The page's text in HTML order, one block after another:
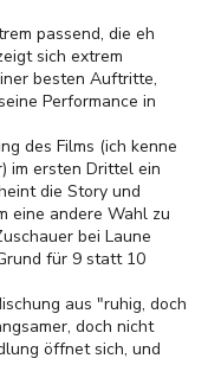
passend, die eh
sich extrem
besten Auftritte,
Performance in
des Films (ich kenne
im ersten Drittel ein
die Story und
eine andere Wahl zu
bei Laune
für 9 statt 10
aus "ruhig, doch
doch nicht
öffnet sich, und